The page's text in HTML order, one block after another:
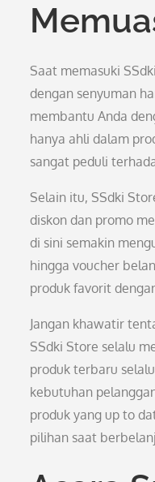
Saat memasuki
dengan senyuman
membantu Anda
hanya ahli dalam
sangat peduli
Selain itu, SSdki
diskon dan promo
di sini semakin
hingga voucher
produk favorit
Jangan khawatir
SSdki Store selalu
produk terbaru
kebutuhan
produk yang up to
pilihan saat